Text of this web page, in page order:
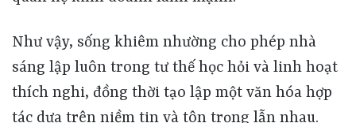
Như vậy, sống khiêm nhường cho phép nhà
sáng lập luôn trong tư thế học hỏi và linh hoạt
thích nghi, đồng thời tạo lập một văn hóa hợp
tác dựa trên niềm tin và tôn trọng lẫn nhau.